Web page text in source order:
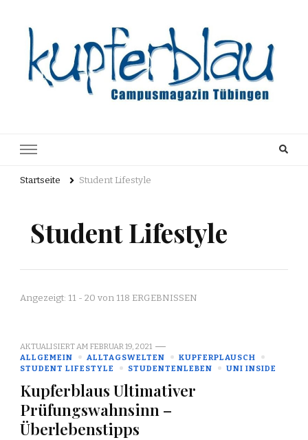
Archiv
Startseite Student Lifestyle
Student Lifestyle
Angezeigt: 11 - 20 von 118 ERGEBNISSEN
AKTUALISIERT AM FEBRUAR 19, 2021
ALLGEMEIN
ALLTAGSWELTEN
KUPFERPLAUSCH
STUDENT LIFESTYLE
STUDENTENLEBEN UNI INSIDE
Kupferblaus Ultimativer
Prüfungswahnsinn –
Überlebenstipps